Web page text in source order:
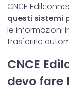
CNCE
questi sistemi
le informazioni
trasferirle
CNCE
devo fare